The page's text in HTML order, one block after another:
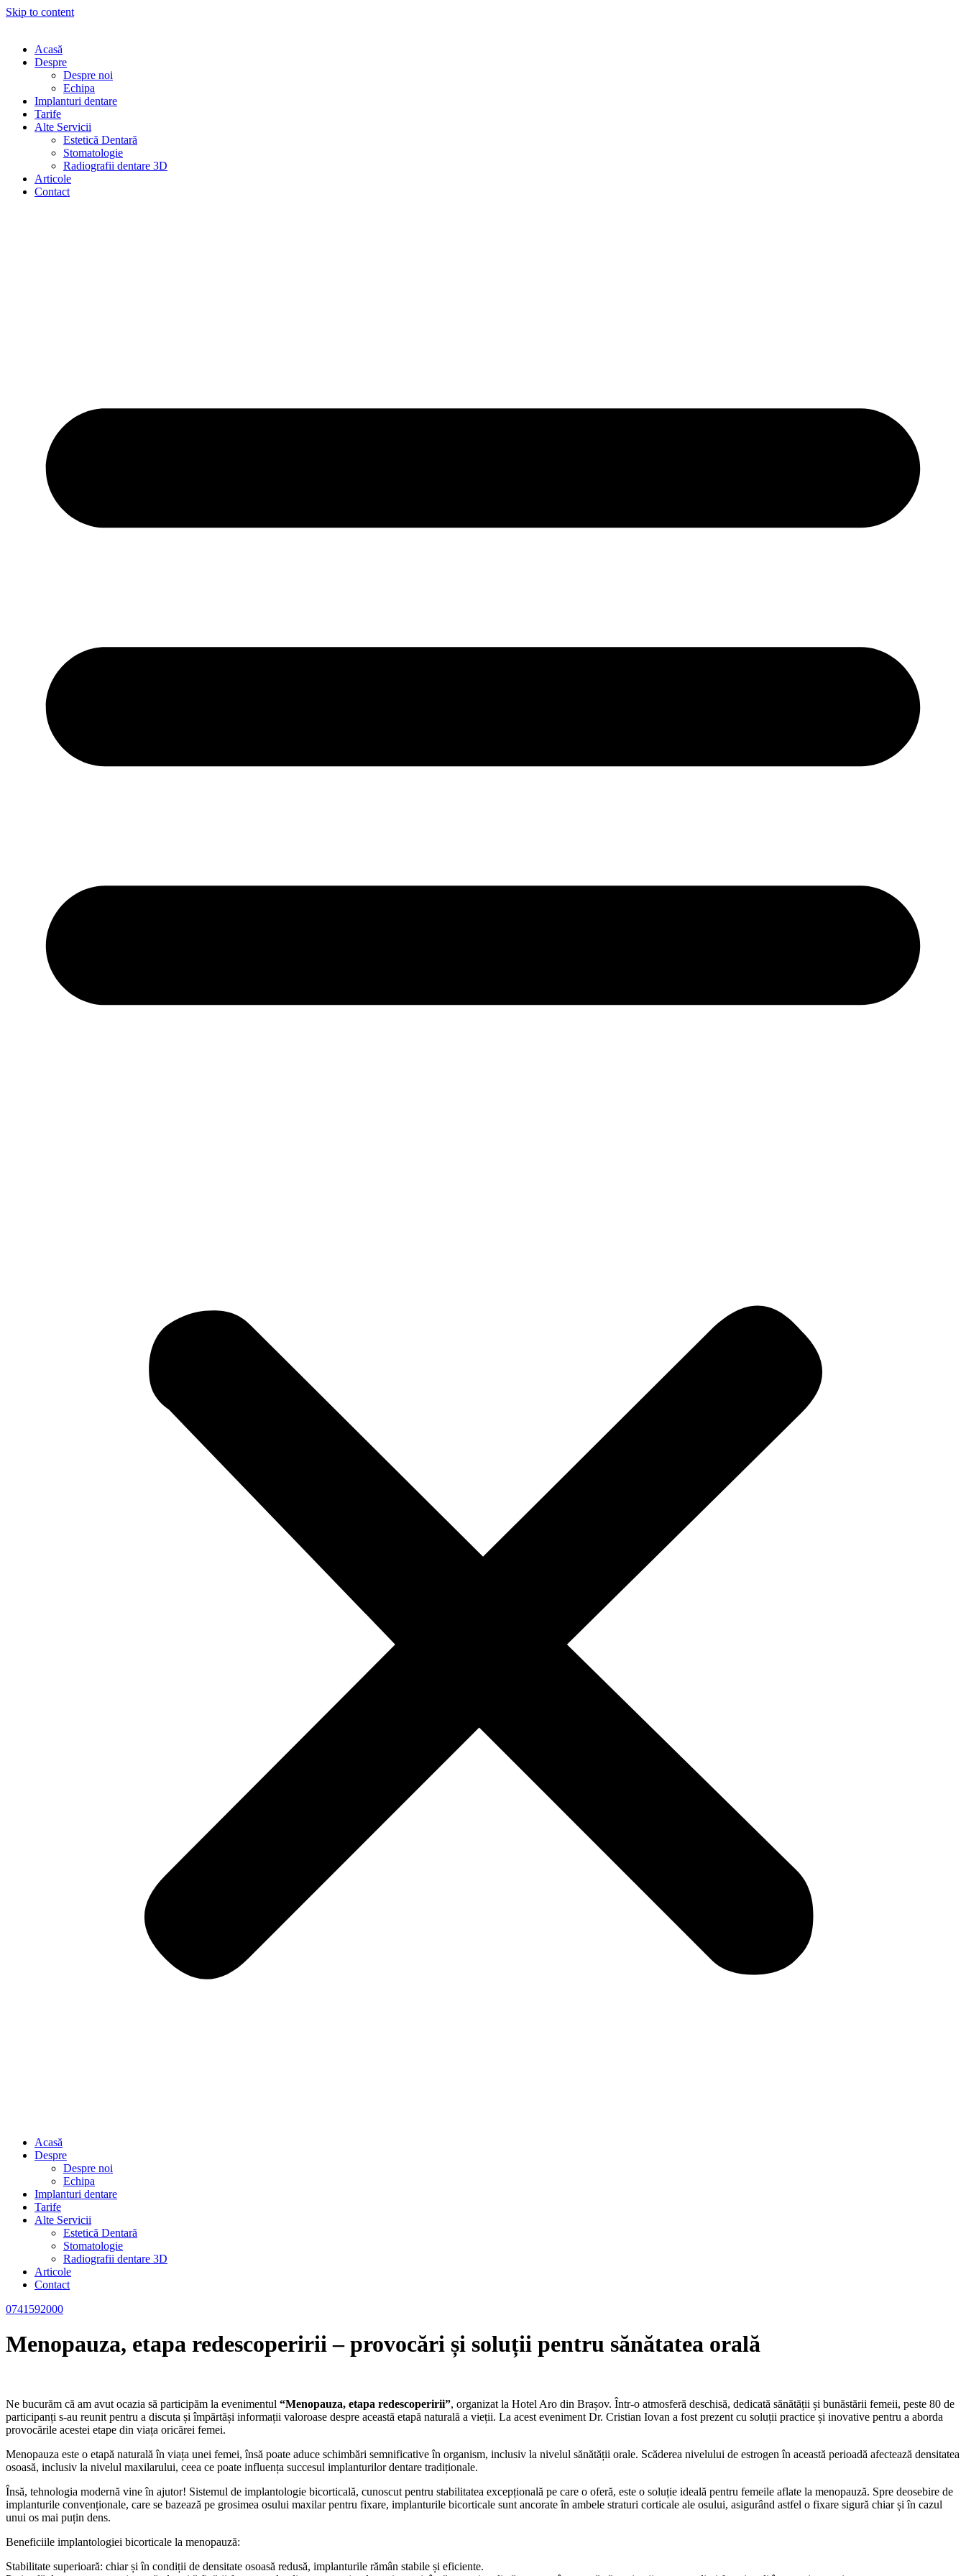
Skip to content
Acasă
Despre
Despre noi
Echipa
Implanturi dentare
Tarife
Alte Servicii
Estetică Dentară
Stomatologie
Radiografii dentare 3D
Articole
Contact
Acasă
Despre
Despre noi
Echipa
Implanturi dentare
Tarife
Alte Servicii
Estetică Dentară
Stomatologie
Radiografii dentare 3D
Articole
Contact
0741592000
Menopauza, etapa redescoperirii – provocări și soluții pentru sănătatea orală
Ne bucurăm că am avut ocazia să participăm la evenimentul “Menopauza, etapa redescoperirii”, organizat la Hotel Aro din Brașov. Într-o atmosferă deschisă, dedicată sănătății și bunăstării femeii, peste 80 de
participanți s-au reunit pentru a discuta și împărtăși informații valoroase despre această etapă naturală a vieții. La acest eveniment Dr. Cristian Iovan a fost prezent cu soluții practice și inovative pentru a aborda
provocările acestei etape din viața oricărei femei.
Menopauza este o etapă naturală în viața unei femei, însă poate aduce schimbări semnificative în organism, inclusiv la nivelul sănătății orale. Scăderea nivelului de estrogen în această perioadă afectează densitatea
osoasă, inclusiv la nivelul maxilarului, ceea ce poate influența succesul implanturilor dentare tradiționale.
Însă, tehnologia modernă vine în ajutor! Sistemul de implantologie bicorticală, cunoscut pentru stabilitatea excepțională pe care o oferă, este o soluție ideală pentru femeile aflate la menopauză. Spre deosebire de
implanturile convenționale, care se bazează pe grosimea osului maxilar pentru fixare, implanturile bicorticale sunt ancorate în ambele straturi corticale ale osului, asigurând astfel o fixare sigură chiar și în cazul
unui os mai puțin dens.
Beneficiile implantologiei bicorticale la menopauză:
Stabilitate superioară: chiar și în condiții de densitate osoasă redusă, implanturile rămân stabile și eficiente.